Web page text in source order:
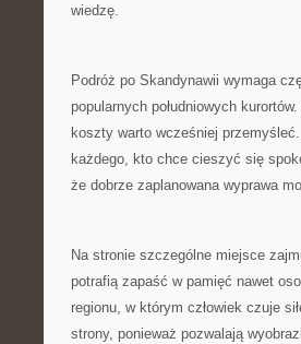
wiedzę.
Podróż po Skandynawii wymaga
popularnych południowych
koszty warto wcześniej
każdego, kto chce cieszyć się
że dobrze zaplanowana wyprawa
Na stronie szczególne miejsce
potrafią zapaść w pamięć nawet
regionu, w którym człowiek czuje
strony, ponieważ pozwalają